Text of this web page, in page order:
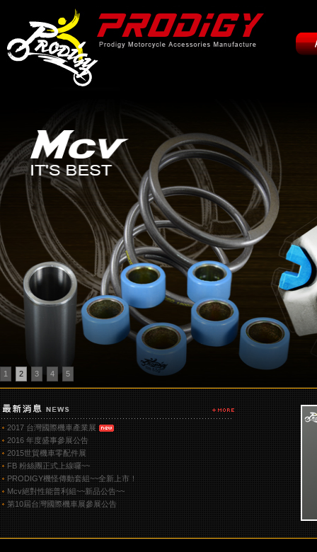
1 2 3 4 5
2017 台灣國際機車產業展
2016 年度盛事參展公告
2015世貿機車零配件展
FB 粉絲團正式上線囉~~
PRODIGY機怪傳動套組~~全新上市！
Mcv絕對性能普利組~~新品公告~~
第10屆台灣國際機車展參展公告